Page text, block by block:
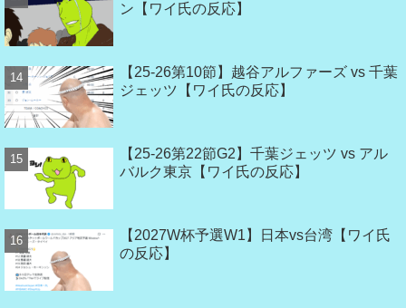
ン【ワイ氏の反応】
【25-26第10節】越谷アルファーズ vs 千葉
ジェッツ【ワイ氏の反応】
【25-26第22節G2】千葉ジェッツ vs アル
バルク東京【ワイ氏の反応】
【2027W杯予選W1】日本vs台湾【ワイ氏
の反応】